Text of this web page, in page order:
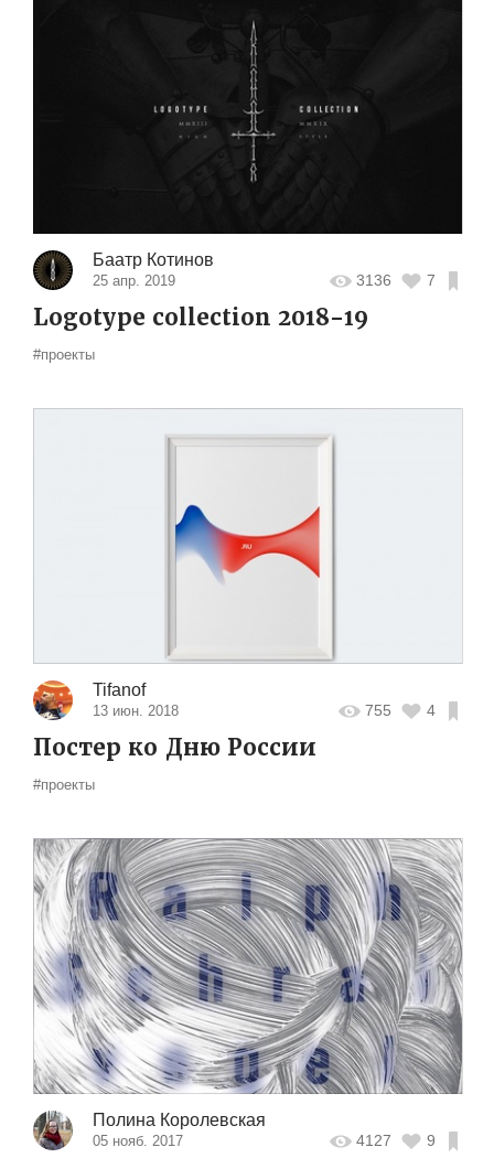
Баатр Котинов
25 апр. 2019 3136 7
Logotype collection 2018-19
#проекты
Tifanof
13 июн. 2018 755 4
Постер ко Дню России
#проекты
Полина Королевская
05 нояб. 2017 4127 9